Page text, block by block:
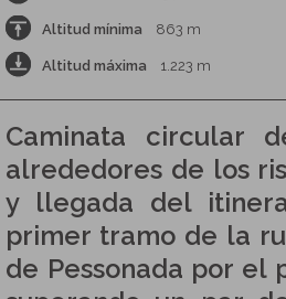
Altitud mínima 863 m
Altitud máxima 1.223 m
Caminata circular
alrededores de los
y llegada del
primer tramo de la
de Pessonada por el